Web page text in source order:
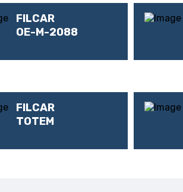
FILCAR
OE-M-2088
FILCAR
TOTEM